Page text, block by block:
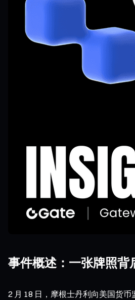
事件概述：一张牌照背
2 月 18 日，摩根士丹利向美国货